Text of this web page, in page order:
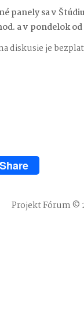
panely sa v
a v pondelok
diskusie je
Share
Projekt Fórum ©